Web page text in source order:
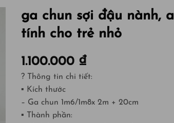
ga chun sợi đậu nành,
tính cho trẻ nhỏ
1.100.000 ₫
? Thông tin chi tiết:
▪ Kích thước
– Ga chun 1m6/1m8x 2m + 20cm
▪ Thành phần: